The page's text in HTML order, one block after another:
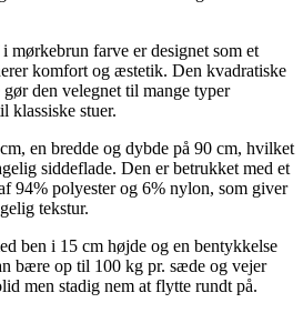
farve er designet som et
komfort og æstetik. Den kvadratiske
den velegnet til mange typer
klassiske stuer.
en bredde og dybde på 90 cm, hvilket
siddeflade. Den er betrukket med et
94% polyester og 6% nylon, som giver
tekstur.
ben i 15 cm højde og en bentykkelse
bære op til 100 kg pr. sæde og vejer
men stadig nem at flytte rundt på.